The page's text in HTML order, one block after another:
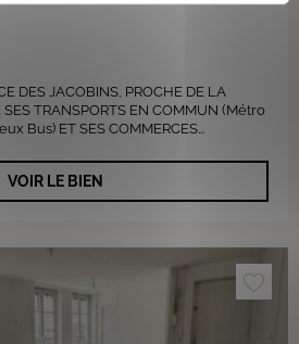
DES JACOBINS, PROCHE DE LA
TRANSPORTS EN COMMUN (Métro
Bus) ET SES COMMERCES...
VOIR LE BIEN